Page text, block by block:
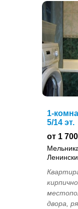
1-
5/14 эт.
от 1
двора,